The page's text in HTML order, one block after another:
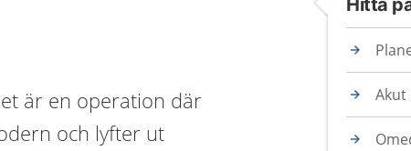
är en operation där
och lyfter ut
Hitta
Akut